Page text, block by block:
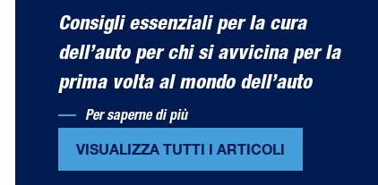
Consigli essenziali per la cura
dell’auto per chi si avvicina per la
prima volta al mondo dell’auto
Per saperne di più
VISUALIZZA TUTTI I ARTICOLI